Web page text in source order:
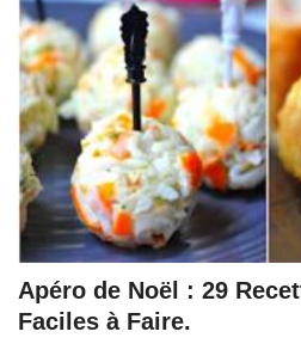
Apéro de Noël : 29
Faciles à Faire.